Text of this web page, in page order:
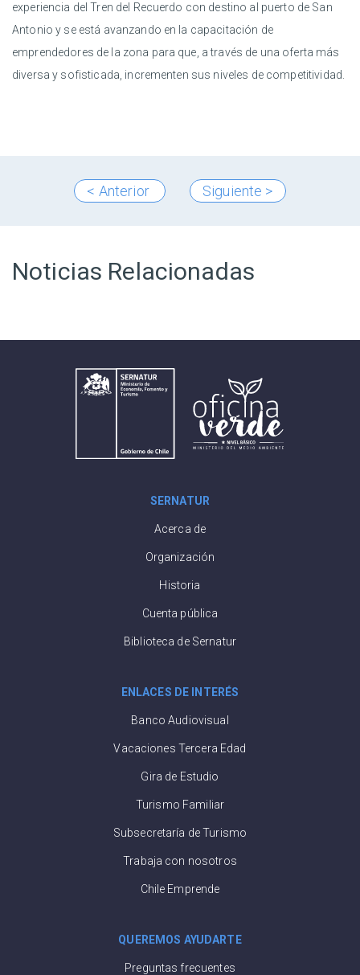
experiencia del Tren del Recuerdo con destino al puerto de San
Antonio y se está avanzando en la capacitación de
emprendedores de la zona para que, a través de una oferta más
diversa y sofisticada, incrementen sus niveles de competitividad.
< Anterior Siguiente >
Noticias Relacionadas
SERNATUR
Acerca de
Organización
Historia
Cuenta pública
Biblioteca de Sernatur
ENLACES DE INTERÉS
Banco Audiovisual
Vacaciones Tercera Edad
Gira de Estudio
Turismo Familiar
Subsecretaría de Turismo
Trabaja con nosotros
Chile Emprende
QUEREMOS AYUDARTE
Preguntas frecuentes